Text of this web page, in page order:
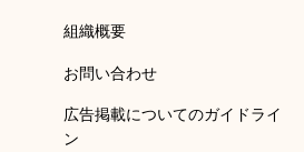
組織概要
お問い合わせ
広告掲載についてのガイドライ
ン